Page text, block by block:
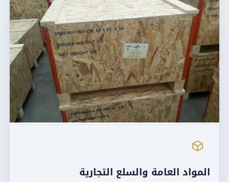
المواد العامة والسلع التجارية